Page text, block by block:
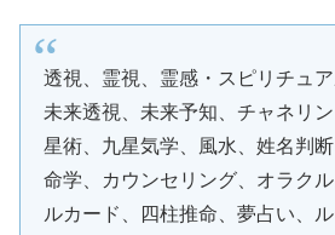
透視、霊視、霊感・スピリチュア
未来透視、未来予知、チャネリ
星術、九星気学、風水、姓名判
命学、カウンセリング、オラク
ルカード、四柱推命、夢占い、